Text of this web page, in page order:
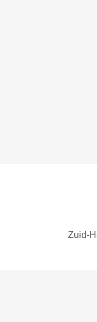
Zuid-